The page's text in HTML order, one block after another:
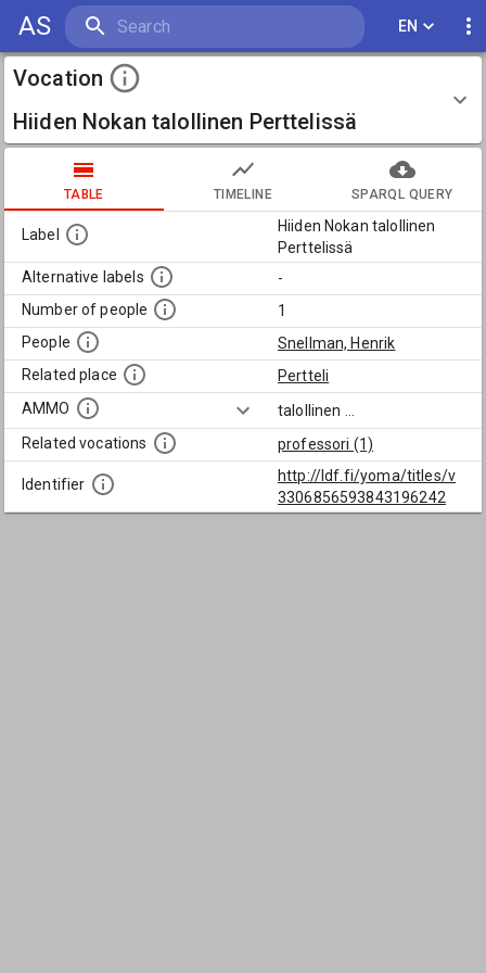
AS EN
Vocation
Hiiden Nokan talollinen Perttelissä
TABLE TIMELINE SPARQL QUERY
Label
Hiiden Nokan talollinen
Perttelissä
Alternative labels
-
Number of people
1
People
Snellman, Henrik
Related place
Pertteli
AMMO
talollinen
Related vocations
professori (1)
Identifier
http://ldf.fi/yoma/titles/v
3306856593843196242